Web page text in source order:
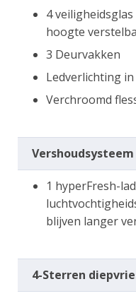
4
hoogte
3 Deurvakken
Ledverlichting
Verchroomd
Vershoudsysteem
1 hyperFresh-
blijven langer
4-Sterren